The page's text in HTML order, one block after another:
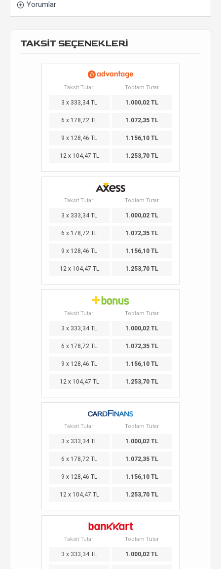
Yorumlar
TAKSİT SEÇENEKLERİ
Taksit Tutarı Toplam Tutar
3 x 333,34 TL 1.000,02 TL
6 x 178,72 TL 1.072,35 TL
9 x 128,46 TL 1.156,10 TL
12 x 104,47 TL 1.253,70 TL
Taksit Tutarı Toplam Tutar
3 x 333,34 TL 1.000,02 TL
6 x 178,72 TL 1.072,35 TL
9 x 128,46 TL 1.156,10 TL
12 x 104,47 TL 1.253,70 TL
Taksit Tutarı Toplam Tutar
3 x 333,34 TL 1.000,02 TL
6 x 178,72 TL 1.072,35 TL
9 x 128,46 TL 1.156,10 TL
12 x 104,47 TL 1.253,70 TL
Taksit Tutarı Toplam Tutar
3 x 333,34 TL 1.000,02 TL
6 x 178,72 TL 1.072,35 TL
9 x 128,46 TL 1.156,10 TL
12 x 104,47 TL 1.253,70 TL
Taksit Tutarı Toplam Tutar
3 x 333,34 TL 1.000,02 TL